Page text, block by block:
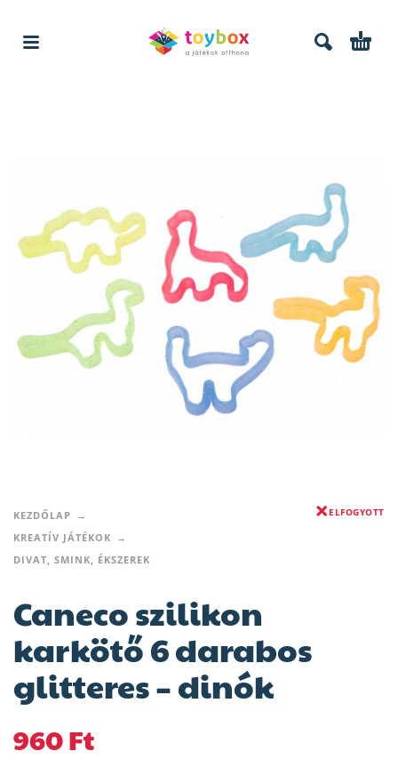
KEZDŐLAP
KREATÍV JÁTÉKOK
DIVAT, SMINK, ÉKSZEREK
ELFOGYOTT
Caneco szilikon
karkötő 6 darabos
glitteres – dinók
960Ft